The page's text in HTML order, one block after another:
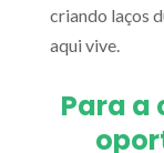
criando laços
aqui vive.
Para a